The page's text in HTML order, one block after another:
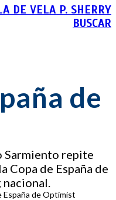
DE VELA P. SHERRY
BUSCAR
de
Sarmiento repite
Copa de España de
España de Optimist